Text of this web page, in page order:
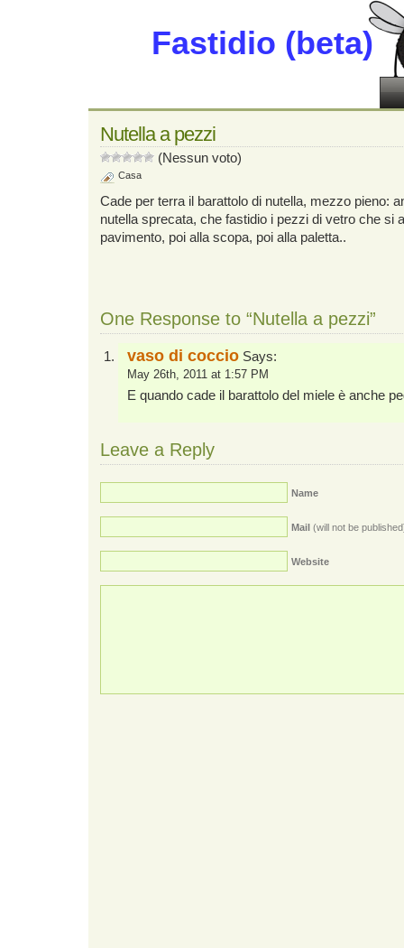
Fastidio (beta)
Nutella a pezzi
(Nessun voto)
Casa
Cade per terra il barattolo di nutella, mezzo pieno:
nutella sprecata, che fastidio i pezzi di vetro che si
pavimento, poi alla scopa, poi alla paletta..
One Response to “Nutella a pezzi”
vaso di coccio Says:
May 26th, 2011 at 1:57 PM
E quando cade il barattolo del miele è anche
Leave a Reply
Name
Mail (will not be
Website